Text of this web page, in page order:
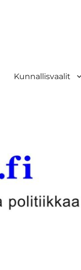
Kunnallisvaalit